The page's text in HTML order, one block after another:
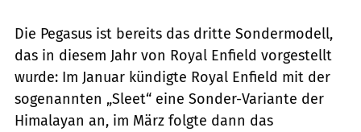
Die Pegasus ist bereits das dritte Sondermodell,
das in diesem Jahr von Royal Enfield vorgestellt
wurde: Im Januar kündigte Royal Enfield mit der
sogenannten „Sleet“ eine Sonder-Variante der
Himalayan an, im März folgte dann das